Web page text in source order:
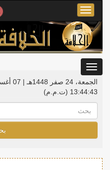
Toggle
navigation
الجمعة، 24 صفر 1448هـ | 07 أغسطس 2026م |
13:44:44 (ت.م.م)